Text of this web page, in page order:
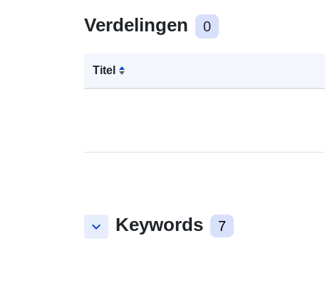
Verdelingen 0
Titel
keyboard_arrow_down Keywords 7